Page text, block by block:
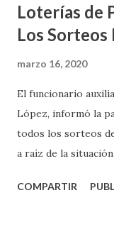
Loterías de
Los
marzo 16, 2020
El funcionario
López, informó la
todos los sorteos
a raíz de la
proteger la salud
COMPARTIR